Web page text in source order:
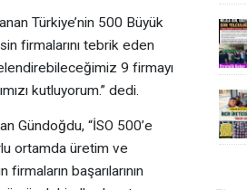
Türkiye’nin 500 Büyük
firmalarını tebrik eden
9 firmayı
kutluyorum.” dedi.
Gündoğdu, “İSO 500’e
ortamda üretim ve
başarılarının